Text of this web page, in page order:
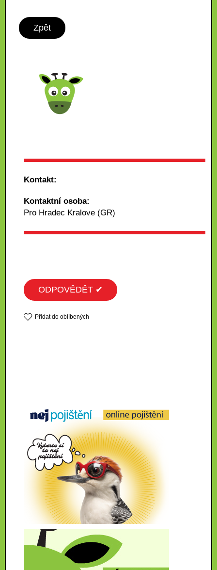
Zpět
Kontakt:
Kontaktní osoba:
Pro Hradec Kralove (GR)
ODPOVĚDĚT ✔
Přidat do oblíbených